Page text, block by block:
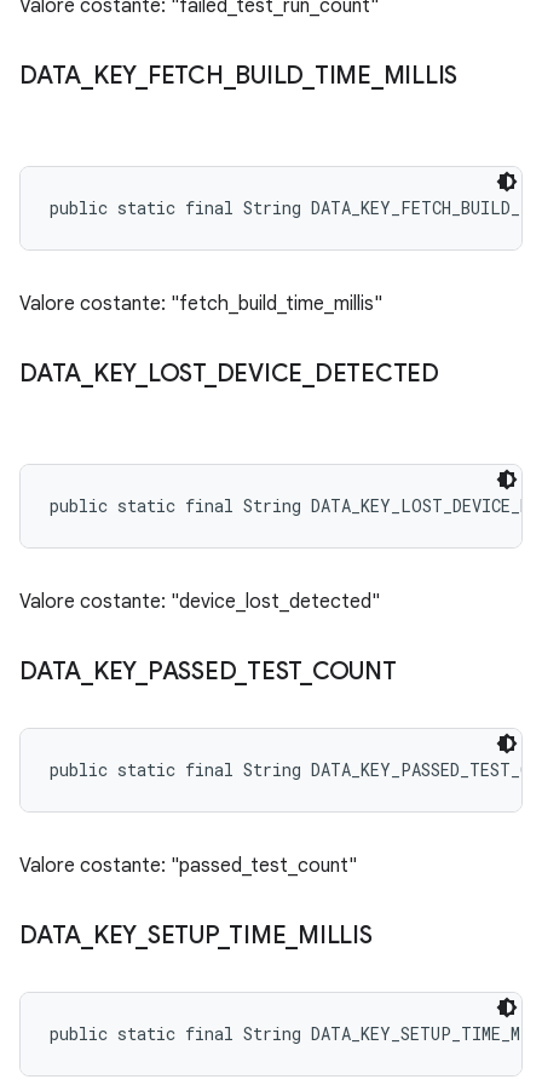
Valore costante: "failed_test_run_count"
DATA KEY_ FETCH BUILD TIME MILLIS
public static final String
Valore costante: "fetch_build_time_millis"
DATA KEY_ LOST_ DEVICE DETECTED
public static final String
Valore costante: "device_lost_detected"
DATA KEY_ PASSED_ TEST_ COUNT
public static final String
Valore costante: "passed_test_count"
DATA KEY_ SETUP_ TIME MILLIS
public static final String